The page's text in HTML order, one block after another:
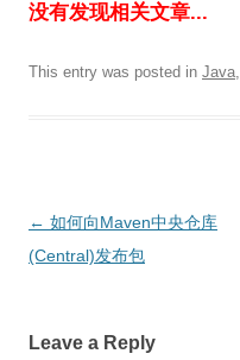
没有发现相关文章...
This entry was posted in Java,
Post
navigation
← 如何向Maven中央仓库
(Central)发布包
Leave a Reply